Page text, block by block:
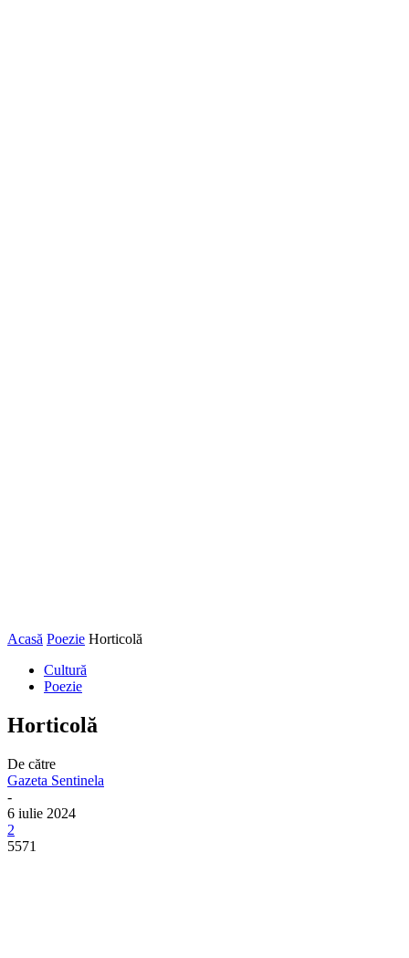
Acasă Poezie Horticolă
Cultură
Poezie
Horticolă
De către
Gazeta Sentinela
-
6 iulie 2024
2
5571